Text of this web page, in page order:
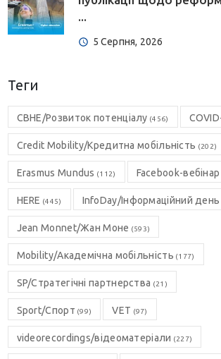
...
5 Серпня, 2026
Теги
CBHE/Розвиток потенціалу (456)
Credit Mobility/Кредитна мобільність (202)
Erasmus Mundus (112) Facebook-вебінар
HERE (445) InfoDay/Інформаційний день
Jean Monnet/Жан Моне (593)
Mobility/Академічна мобільність (177)
SP/Стратегічні партнерства (21)
Sport/Спорт (99) VET (97)
videorecordings/відеоматеріали (227)